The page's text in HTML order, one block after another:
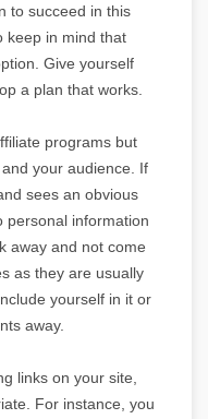
to succeed in this
keep in mind that
Give yourself
a plan that works.
programs but
your audience. If
sees an obvious
personal information
away and not come
as they are usually
yourself in it or
away.
links on your site,
For instance, you